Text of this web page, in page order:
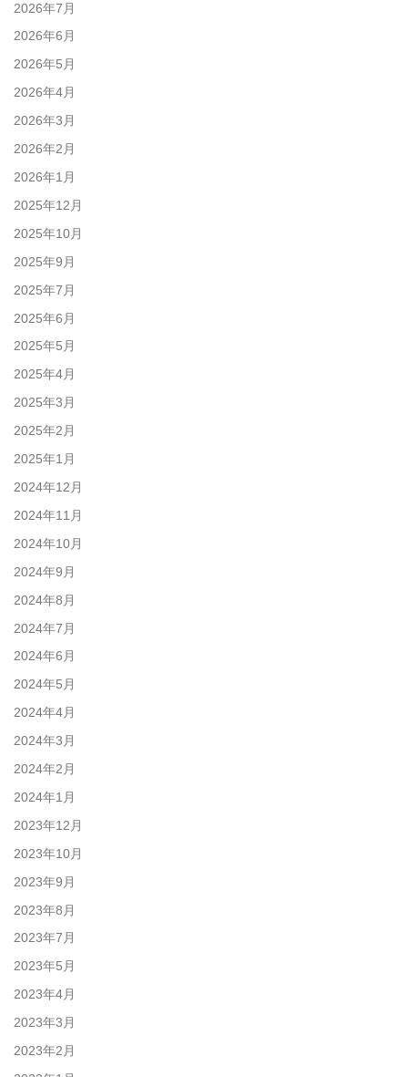
2026年7月
2026年6月
2026年5月
2026年4月
2026年3月
2026年2月
2026年1月
2025年12月
2025年10月
2025年9月
2025年7月
2025年6月
2025年5月
2025年4月
2025年3月
2025年2月
2025年1月
2024年12月
2024年11月
2024年10月
2024年9月
2024年8月
2024年7月
2024年6月
2024年5月
2024年4月
2024年3月
2024年2月
2024年1月
2023年12月
2023年10月
2023年9月
2023年8月
2023年7月
2023年5月
2023年4月
2023年3月
2023年2月